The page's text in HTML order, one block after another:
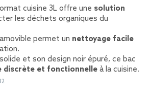
cuisine 3L offre une solution
les déchets organiques du
permet un nettoyage facile
et son design noir épuré, ce bac
discrète et fonctionnelle à la cuisine.